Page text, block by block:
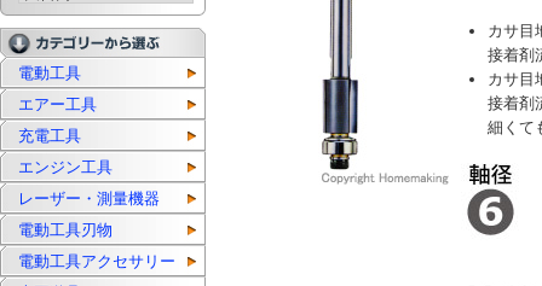
電動工具
エアー工具
充電工具
エンジン工具
レーザー・測量機器
電動工具刃物
電動工具アクセサリー
カサ目
接着剤
カサ目
接着剤
細くて